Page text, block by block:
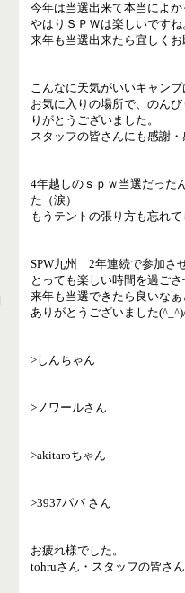
今年は当選出来て本当によ
やはりＳＰＷは楽しいですね
来年も当選出来たら宜しく
こんなに天気がいいキャン
お気に入りの場所で、のん
りがとうございました。
スタッフの皆さんにも感謝
4年越しのｓｐｗ当選だった
た（涙）
もうテントの張り方も忘れ
SPW九州 2年連続で参加さ
とっても楽しい時間を過ご
来年も当選できたら良いな
ありがとうございました
>しんちゃん
>ノワールさん
>akitaroちゃん
>3937パパ さん
お疲れ様でした。
tohruさん・スタッフの皆さ